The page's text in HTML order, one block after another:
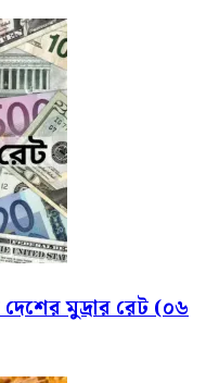
মুদ্রার রেট (০৬